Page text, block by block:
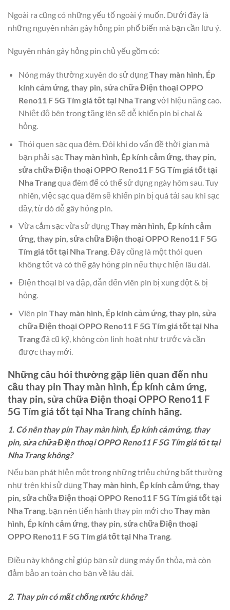
Ngoài ra cũng có những yếu tố ngoài ý muốn. Dưới đây là
những nguyên nhân gây hỏng pin phổ biến mà bạn cần lưu ý.
Nguyên nhân gây hỏng pin chủ yếu gồm có:
Nóng máy thường xuyên do sử dụngThay màn hình, Ép
kính cảm ứng, thay pin, sửa chữa Điện thoại OPPO
Reno11 F 5G Tím giá tốt tại Nha Trangvới hiệu năng cao.
Nhiệt độ bên trong tăng lên sẽ dễ khiến pin bị chai &
hỏng.
Thói quen sạc qua đêm. Đôi khi do vấn đề thời gian mà
bạn phải sạcThay màn hình, Ép kính cảm ứng, thay pin,
sửa chữa Điện thoại OPPO Reno11 F 5G Tím giá tốt tại
Nha Trangqua đêm để có thể sử dụng ngày hôm sau. Tuy
nhiên, việc sạc qua đêm sẽ khiến pin bị quá tải sau khi sạc
đầy, từ đó dễ gây hỏng pin.
Vừa cắm sạc vừa sử dụngThay màn hình, Ép kính cảm
ứng, thay pin, sửa chữa Điện thoại OPPO Reno11 F 5G
Tím giá tốt tại Nha Trang. Đây cũng là một thói quen
không tốt và có thể gây hỏng pin nếu thực hiện lâu dài.
Điện thoại bi va đập, dẫn đến viên pin bị xung đột & bị
hỏng.
Viên pin Thay màn hình, Ép kính cảm ứng, thay pin, sửa
chữa Điện thoại OPPO Reno11 F 5G Tím giá tốt tại Nha
Trangđã cũ kỹ, không còn linh hoạt như trước và cần
được thay mới.
Những câu hỏi thường gặp liên quan đến nhu
cầu thay pin Thay màn hình, Ép kính cảm ứng,
thay pin, sửa chữa Điện thoại OPPO Reno11 F
5G Tím giá tốt tại Nha Trangchính hãng.
1. Có nên thay pin Thay màn hình, Ép kính cảm ứng, thay
pin, sửa chữa Điện thoại OPPO Reno11 F 5G Tím giá tốt tại
Nha Trang không?
Nếu bạn phát hiện một trong những triệu chứng bất thường
như trên khi sử dụngThay màn hình, Ép kính cảm ứng, thay
pin, sửa chữa Điện thoại OPPO Reno11 F 5G Tím giá tốt tại
Nha Trang, bạn nên tiến hành thay pin mới choThay màn
hình, Ép kính cảm ứng, thay pin, sửa chữa Điện thoại
OPPO Reno11 F 5G Tím giá tốt tại Nha Trang.
Điều này không chỉ giúp bạn sử dụng máy ổn thỏa, mà còn
đảm bảo an toàn cho bạn về lâu dài.
2. Thay pin có mất chống nước không?